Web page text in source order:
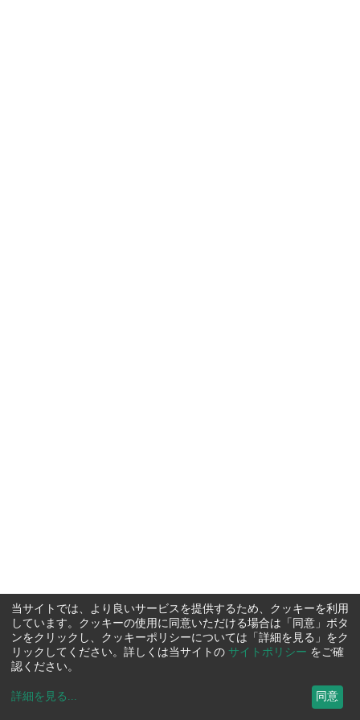
当サイトでは、より良いサービスを提供するため、クッキーを利用
しています。クッキーの使用に同意いただける場合は「同意」ボタ
ンをクリックし、クッキーポリシーについては「詳細を見る」をク
リックしてください。詳しくは当サイトの サイトポリシー をご確
認ください。
詳細を見る ... 同意